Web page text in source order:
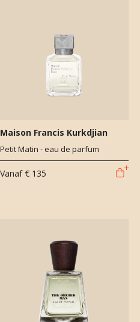
Maison Francis Kurkdjian
Petit Matin - eau de parfum
Vanaf € 135